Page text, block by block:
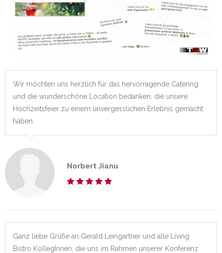
Wir möchten uns herzlich für das hervorragende Catering
und die wunderschöne Location bedanken, die unsere
Hochzeitsfeier zu einem unvergesslichen Erlebnis gemacht
haben.
Norbert Jianu
Ganz liebe Grüße an Gerald Leingartner und alle Living
Bistro KollegInnen, die uns im Rahmen unserer Konferenz